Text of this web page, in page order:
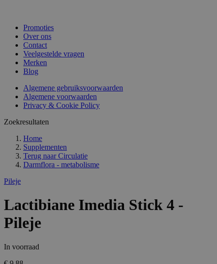
Promoties
Over ons
Contact
Veelgestelde vragen
Merken
Blog
Algemene gebruiksvoorwaarden
Algemene voorwaarden
Privacy & Cookie Policy
Zoekresultaten
Home
Supplementen
Terug naar Circulatie
Darmflora - metabolisme
Pileje
Lactibiane Imedia Stick 4 -
Pileje
In voorraad